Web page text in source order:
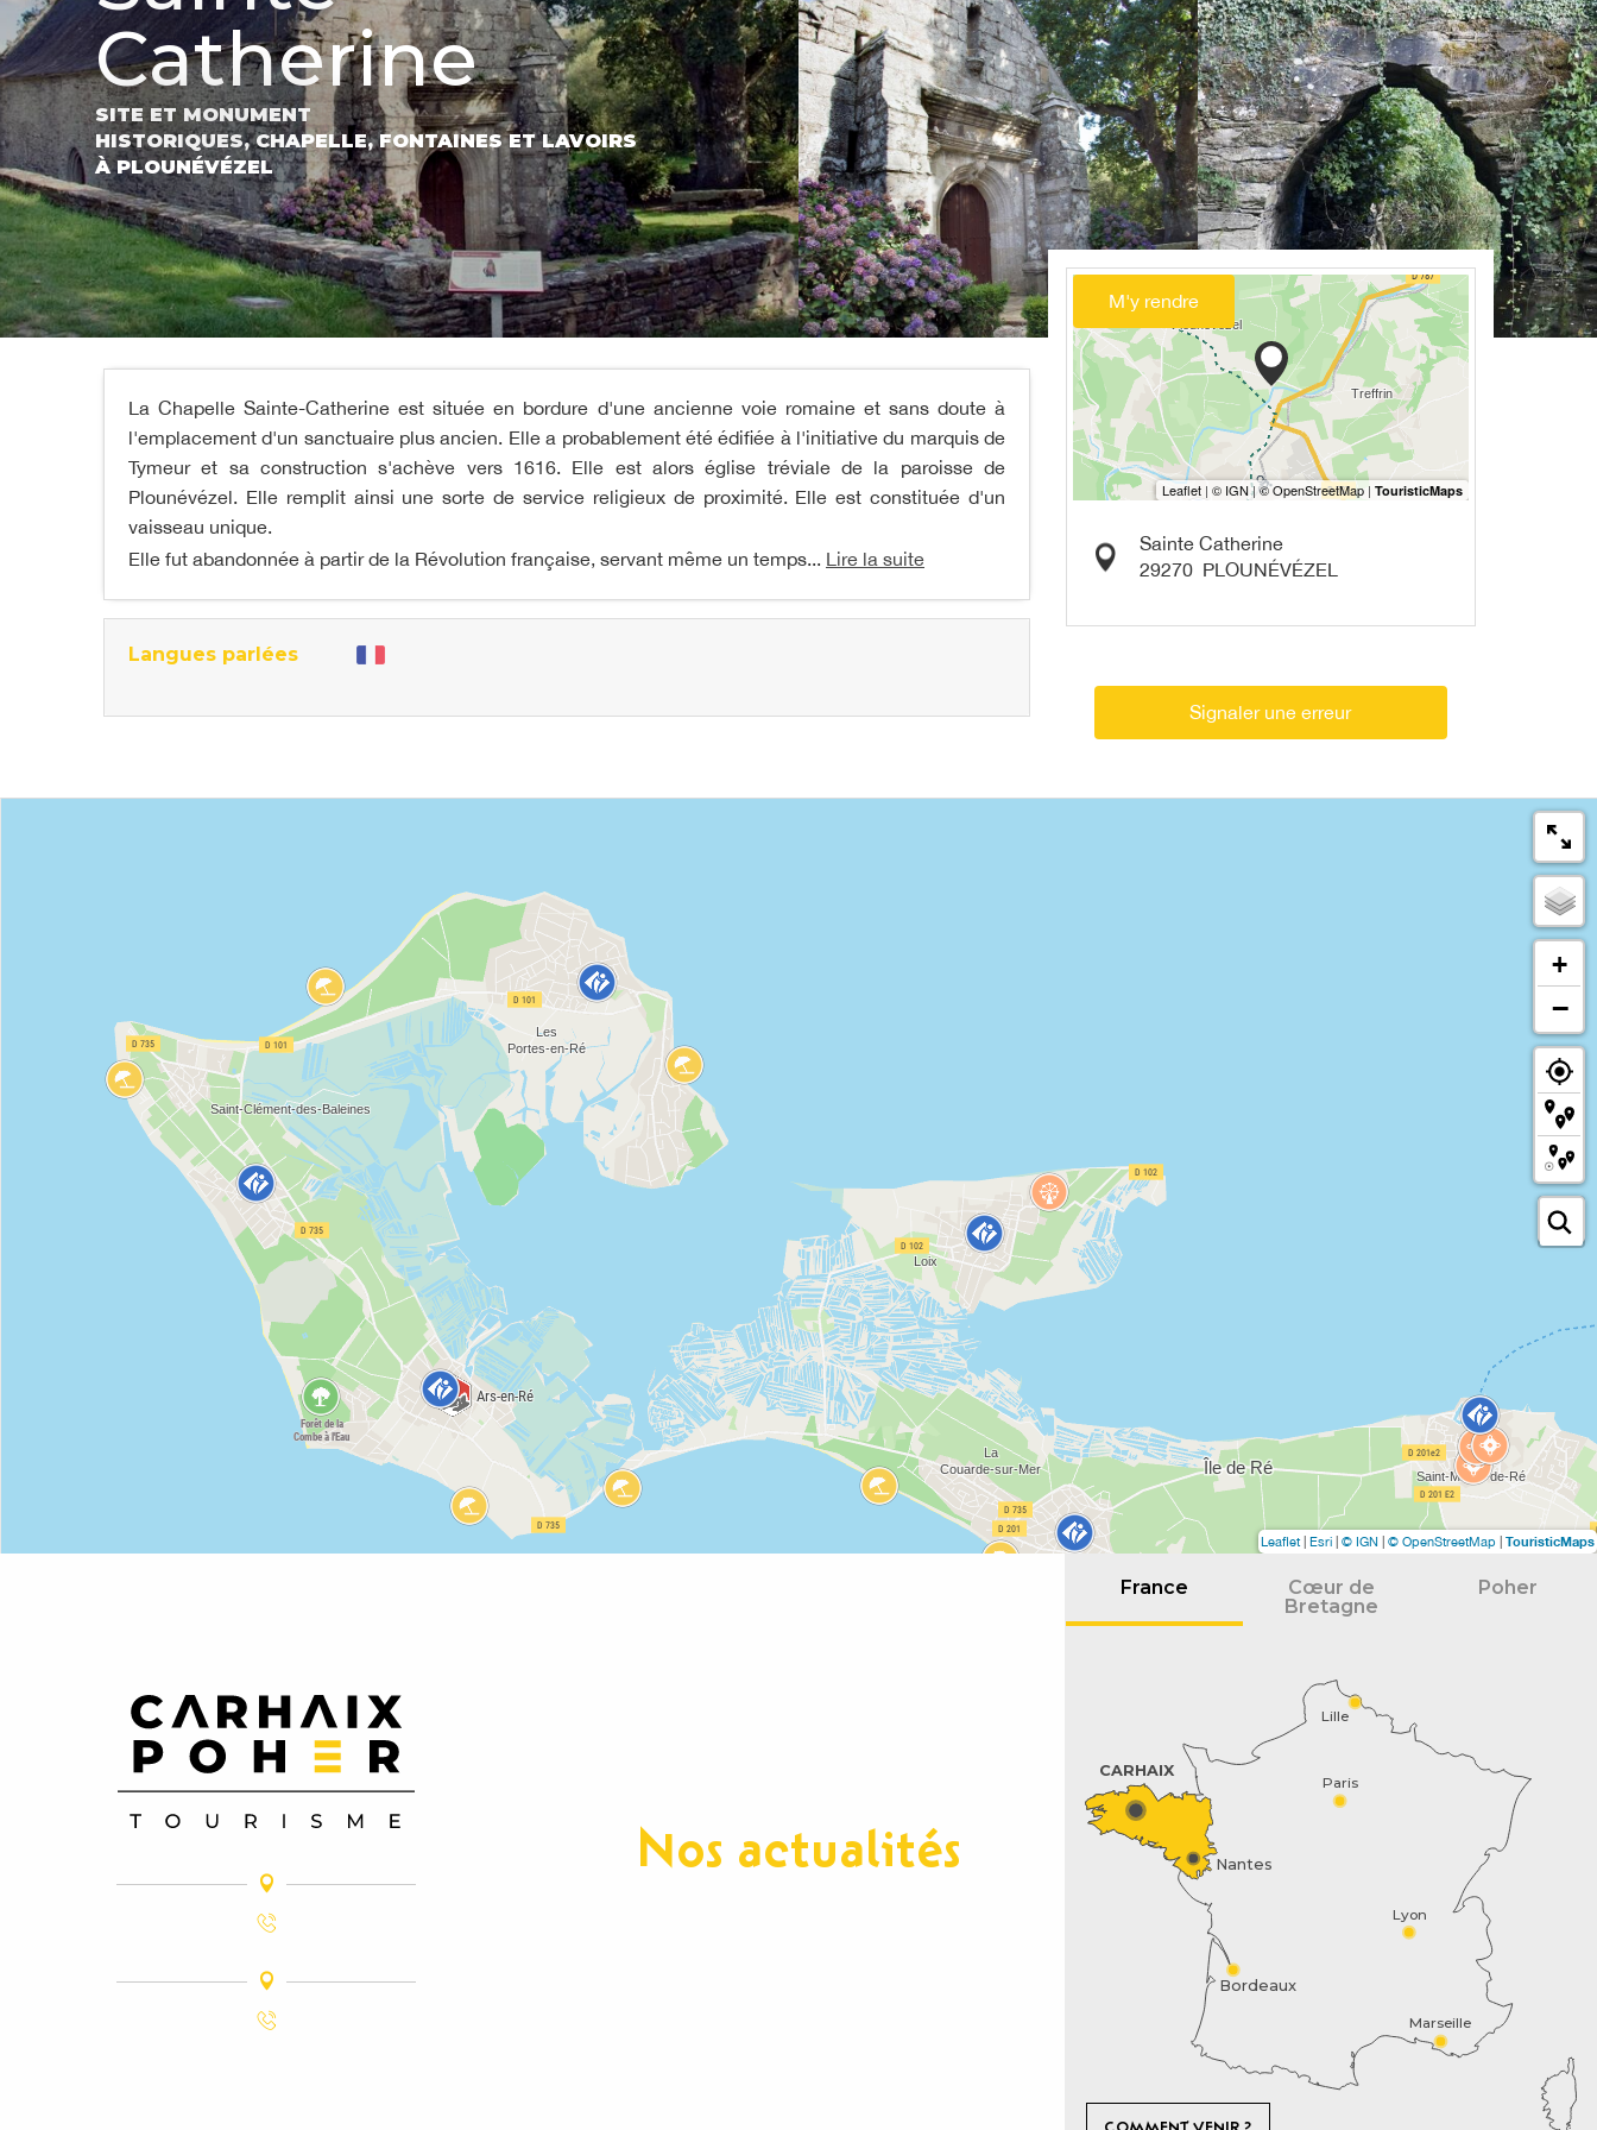
Catherine
SITE ET MONUMENT
HISTORIQUES,CHAPELLE,FONTAINES ET LAVOIRS
À PLOUNÉVÉZEL
La Chapelle Sainte-Catherine est située en bordure d'une ancienne voie romaine et sans doute à
l'emplacement d'un sanctuaire plus ancien. Elle a probablement été édifiée à l'initiative du marquis de
Tymeur et sa construction s'achève vers 1616. Elle est alors église tréviale de la paroisse de
Plounévézel. Elle remplit ainsi une sorte de service religieux de proximité. Elle est constituée d'un
vaisseau unique.
Elle fut abandonnée à partir de la Révolution française, servant même un temps... Lire la suite
Langues parlées
M'y rendre
Sainte Catherine
29270 PLOUNÉVÉZEL
Signaler une erreur
+
−
Leaflet| Esri © IGN © OpenStreetMap TouristicMaps
Nos actualités
France
Cœur de
Bretagne
Poher
Paris
Marseille
Lyon
Lille
Bordeaux
Nantes
CARHAIX